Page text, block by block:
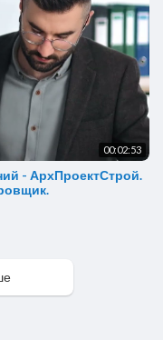
00:02:53
- АрхПроектСтрой.